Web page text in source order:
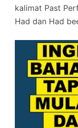
kalimat Past
Had dan Had